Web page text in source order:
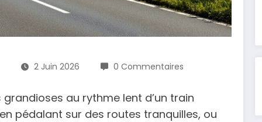
2 Juin 2026 0 Commentaires
au rythme lent d’un train
pédalant sur des routes tranquilles, ou